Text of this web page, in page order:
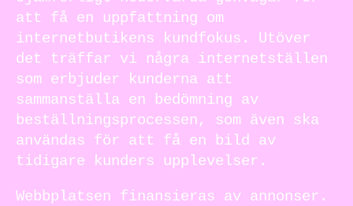
att få en uppfattning om
internetbutikens kundfokus. Utöver
det träffar vi några internetställen
som erbjuder kunderna att
sammanställa en bedömning av
beställningsprocessen, som även ska
användas för att få en bild av
tidigare kunders upplevelser.
Webbplatsen finansieras av annonser.